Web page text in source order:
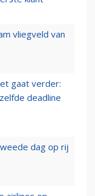
vliegveld van
gaat verder:
deadline
dag op rij